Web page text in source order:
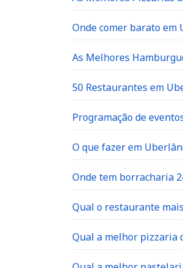
Onde comer barato em
As Melhores
50 Restaurantes em
Programação de
O que fazer em
Onde tem borracharia
Qual o restaurante
Qual a melhor pizzaria